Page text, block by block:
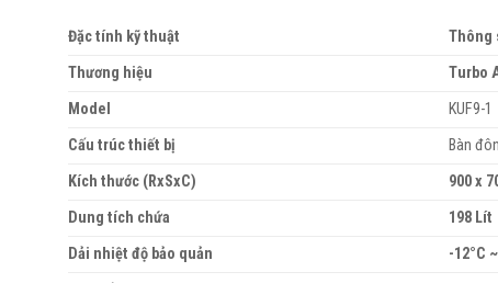
Đặc tính kỹ thuật
Thông
Thương hiệu
Turbo
Model
KUF9-1
Cấu trúc thiết bị
Bàn
Kích thước (RxSxC)
900 x
Dung tích chứa
198 Lít
Dải nhiệt độ bảo quản
-12°C